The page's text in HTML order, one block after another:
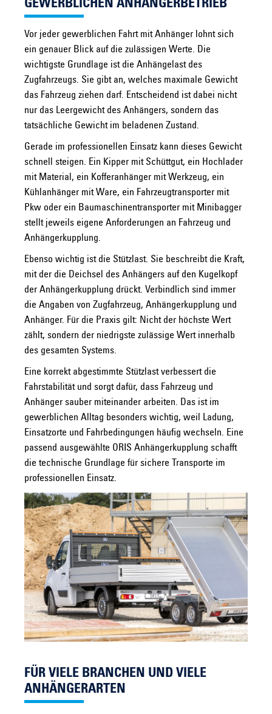
GEWERBLICHEN ANHÄNGERBETRIEB
Vor jeder gewerblichen Fahrt mit Anhänger lohnt sich
ein genauer Blick auf die zulässigen Werte. Die
wichtigste Grundlage ist die Anhängelast des
Zugfahrzeugs. Sie gibt an, welches maximale Gewicht
das Fahrzeug ziehen darf. Entscheidend ist dabei nicht
nur das Leergewicht des Anhängers, sondern das
tatsächliche Gewicht im beladenen Zustand.
Gerade im professionellen Einsatz kann dieses Gewicht
schnell steigen. Ein Kipper mit Schüttgut, ein Hochlader
mit Material, ein Kofferanhänger mit Werkzeug, ein
Kühlanhänger mit Ware, ein Fahrzeugtransporter mit
Pkw oder ein Baumaschinentransporter mit Minibagger
stellt jeweils eigene Anforderungen an Fahrzeug und
Anhängerkupplung.
Ebenso wichtig ist die Stützlast. Sie beschreibt die Kraft,
mit der die Deichsel des Anhängers auf den Kugelkopf
der Anhängerkupplung drückt. Verbindlich sind immer
die Angaben von Zugfahrzeug, Anhängerkupplung und
Anhänger. Für die Praxis gilt: Nicht der höchste Wert
zählt, sondern der niedrigste zulässige Wert innerhalb
des gesamten Systems.
Eine korrekt abgestimmte Stützlast verbessert die
Fahrstabilität und sorgt dafür, dass Fahrzeug und
Anhänger sauber miteinander arbeiten. Das ist im
gewerblichen Alltag besonders wichtig, weil Ladung,
Einsatzorte und Fahrbedingungen häufig wechseln. Eine
passend ausgewählte ORIS Anhängerkupplung schafft
die technische Grundlage für sichere Transporte im
professionellen Einsatz.
FÜR VIELE BRANCHEN UND VIELE
ANHÄNGERARTEN